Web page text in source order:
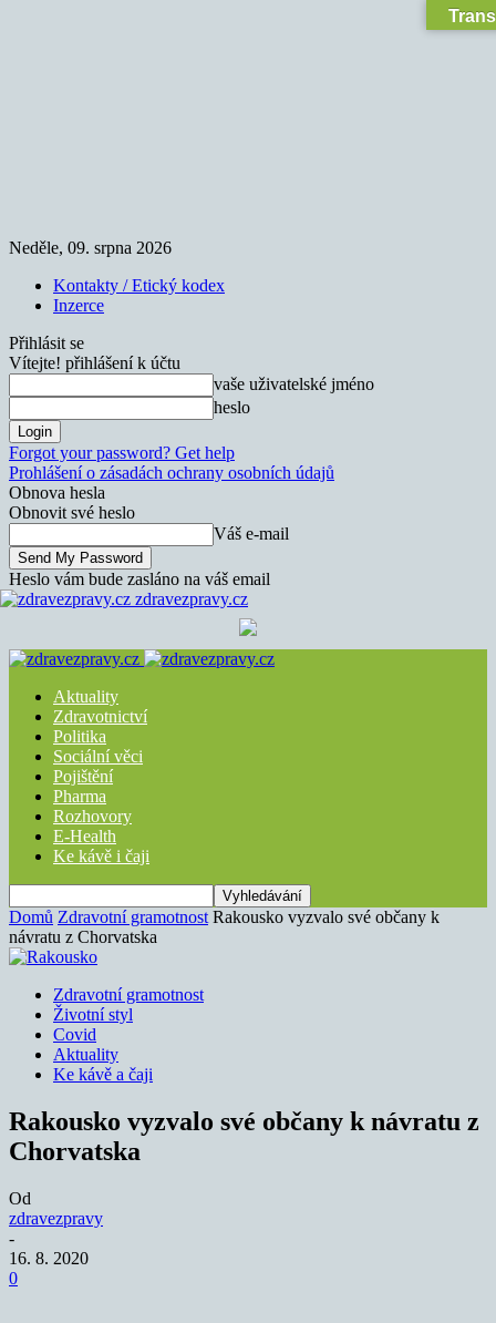
Neděle, 09. srpna 2026
Kontakty / Etický kodex
Inzerce
Přihlásit se
Vítejte! přihlášení k účtu
vaše uživatelské jméno
heslo
Forgot your password? Get help
Prohlášení o zásadách ochrany osobních údajů
Obnova hesla
Obnovit své heslo
Váš e-mail
Heslo vám bude zasláno na váš email
zdravezpravy.cz
Aktuality
Zdravotnictví
Politika
Sociální věci
Pojištění
Pharma
Rozhovory
E-Health
Ke kávě i čaji
Domů Zdravotní gramotnost Rakousko vyzvalo své občany k
návratu z Chorvatska
Zdravotní gramotnost
Životní styl
Covid
Aktuality
Ke kávě a čaji
Rakousko vyzvalo své občany k návratu z
Chorvatska
Od
zdravezpravy
-
16. 8. 2020
0